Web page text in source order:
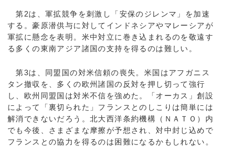
第2は、軍拡競争を刺激し「安保のジレンマ」を加速
する。豪原潜供与に対してインドネシアやマレーシアが
軍拡に懸念を表明。米中対立に巻き込まれるのを敬遠す
る多くの東南アジア諸国の支持を得るのは難しい。
第3は、同盟国の対米信頼の喪失。米国はアフガニス
タン撤収を、多くの欧州諸国の反対を押し切って強行
し、欧州同盟国は対米不信を強めた。「オーカス」創設
によって「裏切られた」フランスとのしこりは簡単には
解消できないだろう。北大西洋条約機構（ＮＡＴＯ）内
でも今後、さまざまな摩擦が予想され、対中封じ込めで
フランスとの協力を得るのは困難になるかもしれない。